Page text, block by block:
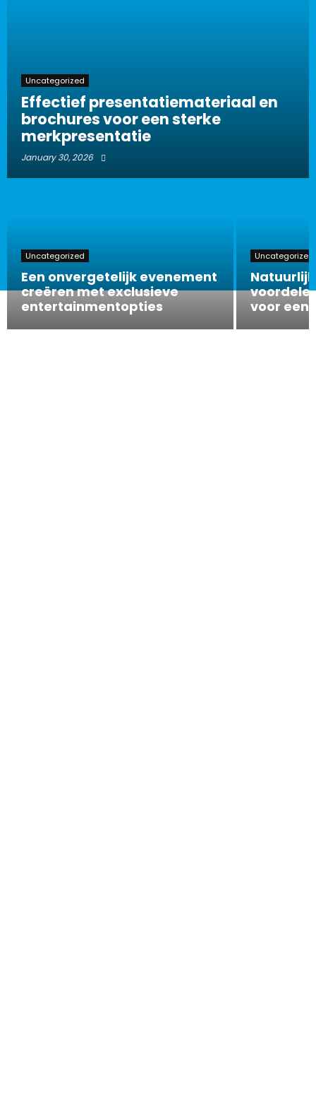
Uncategorized
Effectief presentatiemateriaal en
brochures voor een sterke
merkpresentatie
January 30, 2026
Uncategorized
Een onvergetelijk evenement
creëren met exclusieve
entertainmentopties
Uncategorized
voor een